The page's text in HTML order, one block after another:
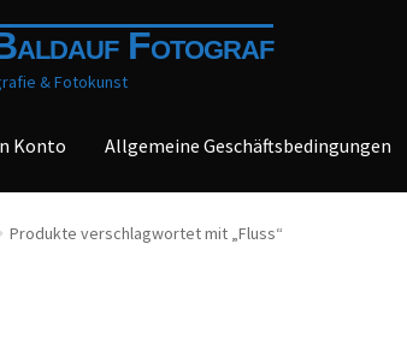
Fotograf
& Fotokunst
Konto Allgemeine Geschäftsbedingungen
Produkte verschlagwortet mit „Fluss“